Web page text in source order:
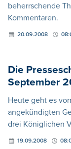
beherrschende
Kommentaren.
20.09.2008
Die
September
Heute geht es
angekündigten
drei Königlichen
19.09.2008